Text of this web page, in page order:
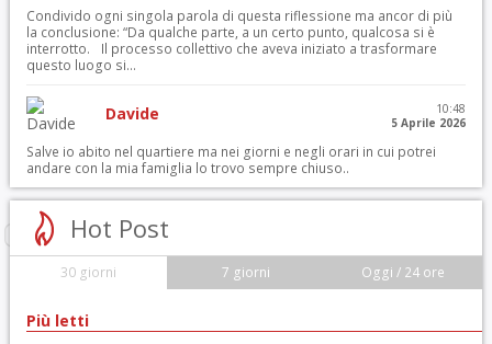
Condivido ogni singola parola di questa riflessione ma ancor di più
la conclusione: “Da qualche parte, a un certo punto, qualcosa si è
interrotto. Il processo collettivo che aveva iniziato a trasformare
questo luogo si...
Davide
10:48
5 Aprile 2026
Salve io abito nel quartiere ma nei giorni e negli orari in cui potrei
andare con la mia famiglia lo trovo sempre chiuso..
Hot Post
30 giorni 7 giorni Oggi / 24 ore
Più letti